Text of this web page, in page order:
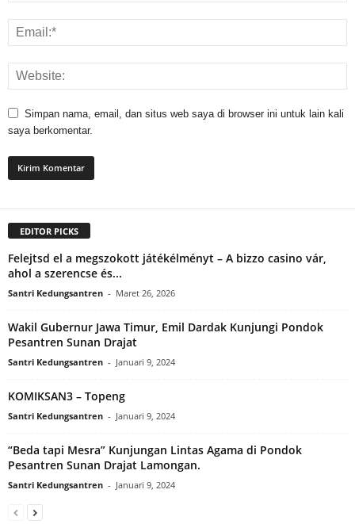
Simpan nama, email, dan situs web saya di browser ini untuk lain kali
saya berkomentar.
EDITOR PICKS
Felejtsd el a megszokott játékélményt – A bizzo casino vár,
ahol a szerencse és...
Santri Kedungsantren - Maret 26, 2026
Wakil Gubernur Jawa Timur, Emil Dardak Kunjungi Pondok
Pesantren Sunan Drajat
Santri Kedungsantren - Januari 9, 2024
KOMIKSAN3 – Topeng
Santri Kedungsantren - Januari 9, 2024
“Beda tapi Mesra” Kunjungan Lintas Agama di Pondok
Pesantren Sunan Drajat Lamongan.
Santri Kedungsantren - Januari 9, 2024